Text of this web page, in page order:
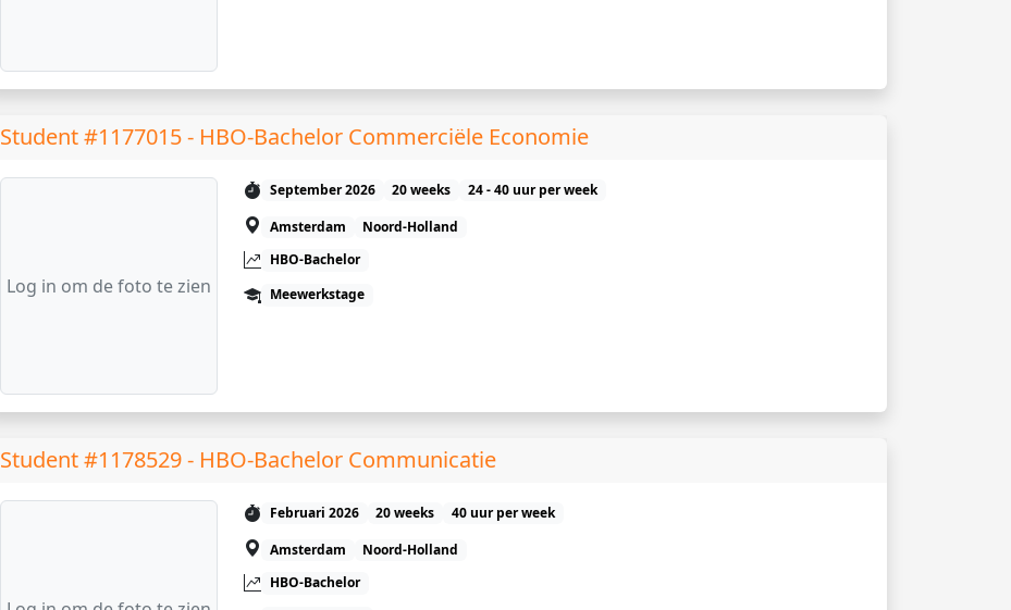
Student #1177015 - HBO-Bachelor Commerciële Economie
Log in om de foto te zien
September 2026 20 weeks
24 - 40 uur per week
Amsterdam
Noord-Holland
HBO-Bachelor
Meewerkstage
Student #1178529 - HBO-Bachelor Communicatie
Februari 2026 20 weeks
40 uur per week
Amsterdam
Noord-Holland
HBO-Bachelor